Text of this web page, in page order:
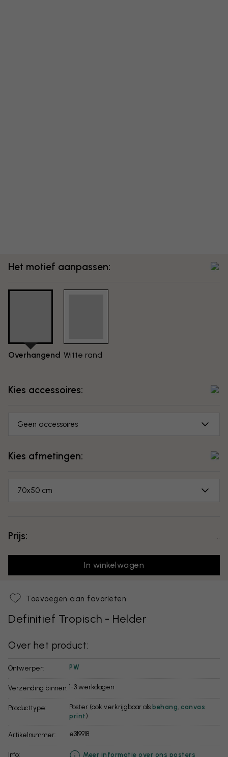
Het motief aanpassen:
Overhangend Witte rand
Kies accessoires:
Geen accessoires
Kies afmetingen:
70x50 cm
Prijs:
In winkelwagen
Toevoegen aan favorieten
Definitief Tropisch - Helder
Over het product:
Ontwerper: PW
Verzending binnen: 1-3 werkdagen
Producttype: Poster (ook verkrijgbaar als behang canvas
print)
Artikelnummer: e319918
info: Meer informatie over ons posters